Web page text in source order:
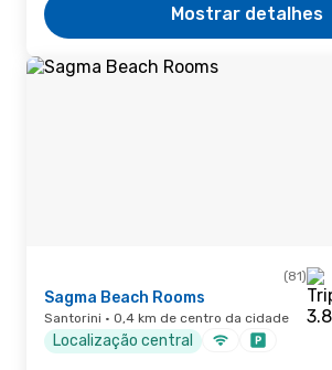
Mostrar detalhes
(81)
Sagma Beach Rooms
Santorini · 0,4 km de centro da cidade
Localização central